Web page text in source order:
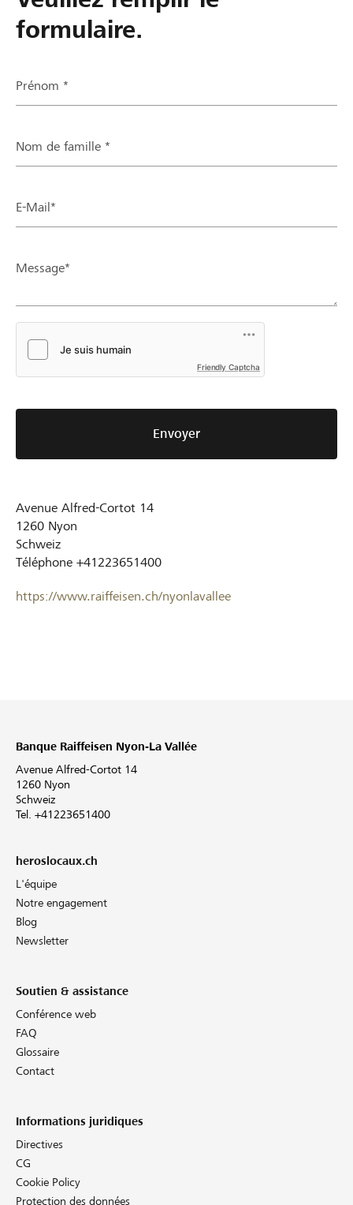
formulaire.
Prénom *
Nom de famille *
E-Mail*
Message*
Friendly Captcha
Envoyer
Avenue Alfred-Cortot 14
1260 Nyon
Schweiz
Téléphone +41223651400
https://www.raiffeisen.ch/nyonlavallee
Banque Raiffeisen Nyon-La Vallée
Avenue Alfred-Cortot 14
1260 Nyon
Schweiz
Tel. +41223651400
heroslocaux.ch
L'équipe
Notre engagement
Blog
Newsletter
Soutien & assistance
Conférence web
FAQ
Glossaire
Contact
Informations juridiques
Directives
CG
Cookie Policy
Protection des données